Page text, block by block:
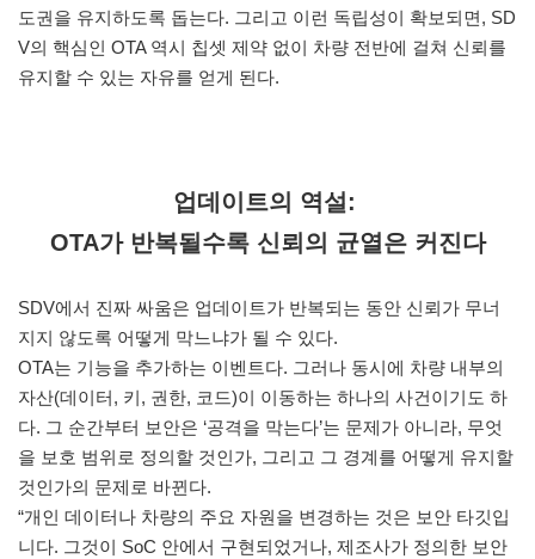
도권을 유지하도록 돕는다. 그리고 이런 독립성이 확보되면, SD
V의 핵심인 OTA 역시 칩셋 제약 없이 차량 전반에 걸쳐 신뢰를
유지할 수 있는 자유를 얻게 된다.
업데이트의 역설:
OTA가 반복될수록 신뢰의 균열은 커진다
SDV에서 진짜 싸움은 업데이트가 반복되는 동안 신뢰가 무너
지지 않도록 어떻게 막느냐가 될 수 있다.
OTA는 기능을 추가하는 이벤트다. 그러나 동시에 차량 내부의
자산(데이터, 키, 권한, 코드)이 이동하는 하나의 사건이기도 하
다. 그 순간부터 보안은 ‘공격을 막는다’는 문제가 아니라, 무엇
을 보호 범위로 정의할 것인가, 그리고 그 경계를 어떻게 유지할
것인가의 문제로 바뀐다.
“개인 데이터나 차량의 주요 자원을 변경하는 것은 보안 타깃입
니다. 그것이 SoC 안에서 구현되었거나, 제조사가 정의한 보안